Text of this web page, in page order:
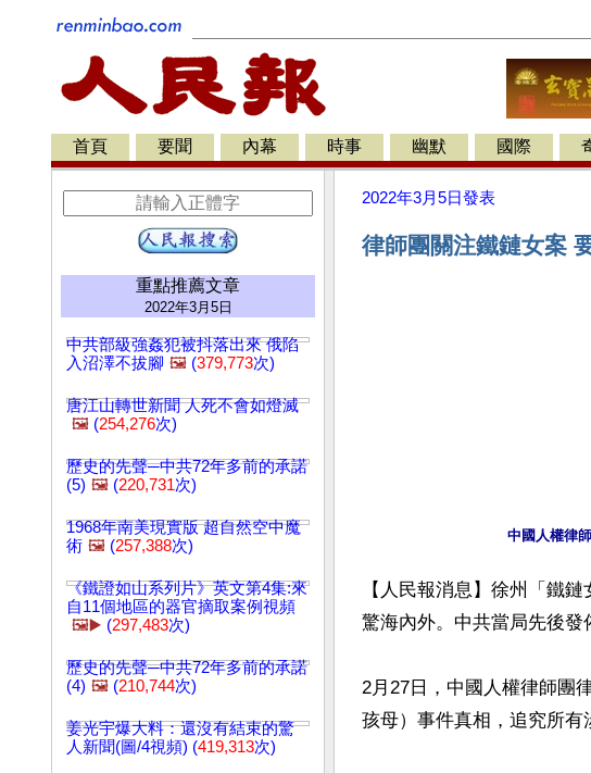
首頁 要聞 內幕 時事 幽默 國際
重點推薦文章
2022年3月5日
中共部級強姦犯被抖落出來 俄陷
入沼澤不拔腳 🖼️ (379,773次)
唐江山轉世新聞 人死不會如燈滅
🖼️ (254,276次)
歷史的先聲─中共72年多前的承諾
(5) 🖼️ (220,731次)
1968年南美現實版 超自然空中魔
術 🖼️ (257,388次)
《鐵證如山系列片》英文第4集:來
自11個地區的器官摘取案例視頻
🖼️▶️ (297,483次)
歷史的先聲─中共72年多前的承諾
(4) 🖼️ (210,744次)
姜光宇爆大料：還沒有結束的驚
人新聞(圖/4視頻) (419,313次)
2022年3月5日發表
律師團關注鐵鏈女案
【人民報消息】徐州「鐵
驚海內外。中共當局先後發
2月27日，中國人權律師團
孩母）事件真相，追究所有